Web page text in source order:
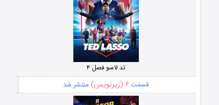
تد لاسو فصل ۴
قسمت ۶ (زیرنویس) منتشر شد